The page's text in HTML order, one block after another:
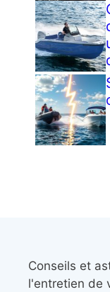
Conseils et
l'entretien de